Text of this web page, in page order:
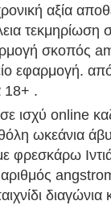
αξία
σκοπός
εφαρμογή.
18+ .
ισχύ online
ωκεάνια
φρεσκάρω